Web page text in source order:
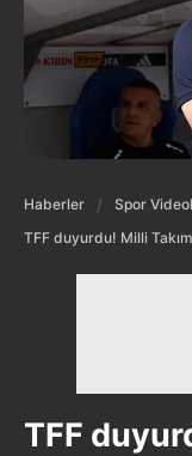
Haberler
Spor
TFF duyurdu! Milli
TFF